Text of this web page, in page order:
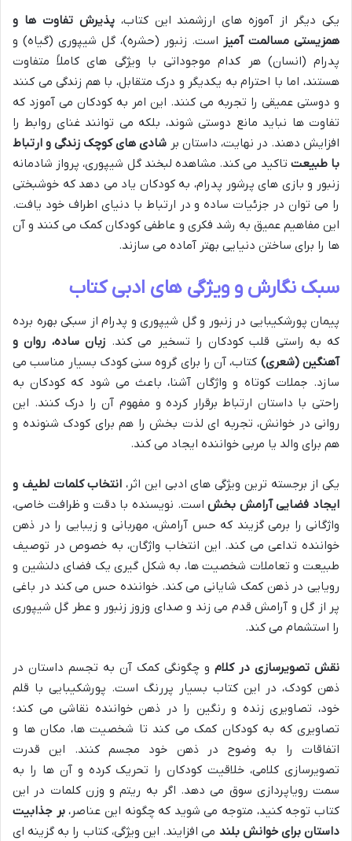
یکی دیگر از آموزه های ارزشمند این کتاب،پذیرش تفاوت ها و
همزیستی مسالمت آمیز است. زنبور (حشره)، گل شیپوری (گیاه) و
پدرام (انسان) هر کدام موجوداتی با ویژگی های کاملاً متفاوت
هستند، اما با احترام به یکدیگر و درک متقابل، با هم زندگی می کنند
و دوستی عمیقی را تجربه می کنند. این امر به کودکان می آموزد که
تفاوت ها نباید مانع دوستی شوند، بلکه می توانند غنای روابط را
افزایش دهند. در نهایت، داستان بر شادی های کوچک زندگی و ارتباط
با طبیعت تاکید می کند. مشاهده لبخند گل شیپوری، پرواز شادمانه
زنبور و بازی های پرشور پدرام، به کودکان یاد می دهد که خوشبختی
را می توان در جزئیات ساده و در ارتباط با دنیای اطراف خود یافت.
این مفاهیم عمیق به رشد فکری و عاطفی کودکان کمک می کنند و آن
ها را برای ساختن دنیایی بهتر آماده می سازند.
سبک نگارش و ویژگی های ادبی کتاب
پیمان پورشکیبایی در زنبور و گل شیپوری و پدرام از سبکی بهره برده
که به راستی قلب کودکان را تسخیر می کند. زبان ساده، روان و
آهنگین (شعری) کتاب، آن را برای گروه سنی کودک بسیار مناسب می
سازد. جملات کوتاه و واژگان آشنا، باعث می شود که کودکان به
راحتی با داستان ارتباط برقرار کرده و مفهوم آن را درک کنند. این
روانی در خوانش، تجربه ای لذت بخش را هم برای کودک شنونده و
هم برای والد یا مربی خواننده ایجاد می کند.
یکی از برجسته ترین ویژگی های ادبی این اثر، انتخاب کلمات لطیف و
ایجاد فضایی آرامش بخشاست. نویسنده با دقت و ظرافت خاصی،
واژگانی را برمی گزیند که حس آرامش، مهربانی و زیبایی را در ذهن
خواننده تداعی می کند. این انتخاب واژگان، به خصوص در توصیف
طبیعت و تعاملات شخصیت ها، به شکل گیری یک فضای دلنشین و
رویایی در ذهن کمک شایانی می کند. خواننده حس می کند در باغی
پر از گل و آرامش قدم می زند و صدای وزوز زنبور و عطر گل شیپوری
را استشمام می کند.
نقش تصویرسازی در کلام و چگونگی کمک آن به تجسم داستان در
ذهن کودک، در این کتاب بسیار پررنگ است. پورشکیبایی با قلم
خود، تصاویری زنده و رنگین را در ذهن خواننده نقاشی می کند؛
تصاویری که به کودکان کمک می کند تا شخصیت ها، مکان ها و
اتفاقات را به وضوح در ذهن خود مجسم کنند. این قدرت
تصویرسازی کلامی، خلاقیت کودکان را تحریک کرده و آن ها را به
سمت رویاپردازی سوق می دهد. اگر به ریتم و وزن کلمات در این
کتاب توجه کنید، متوجه می شوید که چگونه این عناصر،بر جذابیت
داستان برای خوانش بلند می افزایند. این ویژگی، کتاب را به گزینه ای